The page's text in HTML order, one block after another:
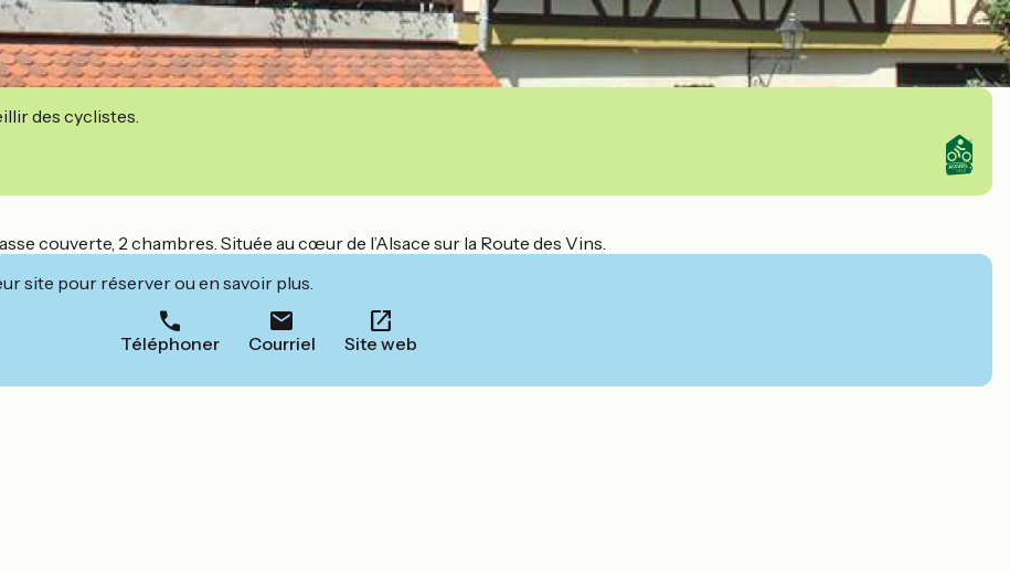
des cyclistes.
couverte, 2 chambres. Située au cœur de l’Alsace sur la Route des Vins.
site pour réserver ou en savoir plus.
Téléphoner Courriel Site web